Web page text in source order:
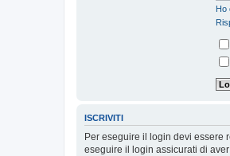
Ho
ISCRIVITI
Per eseguire il login devi essere
eseguire il login assicurati di